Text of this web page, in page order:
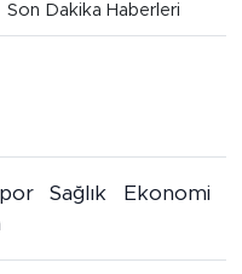
Son Dakika Haberleri
Sağlık
Ekonomi